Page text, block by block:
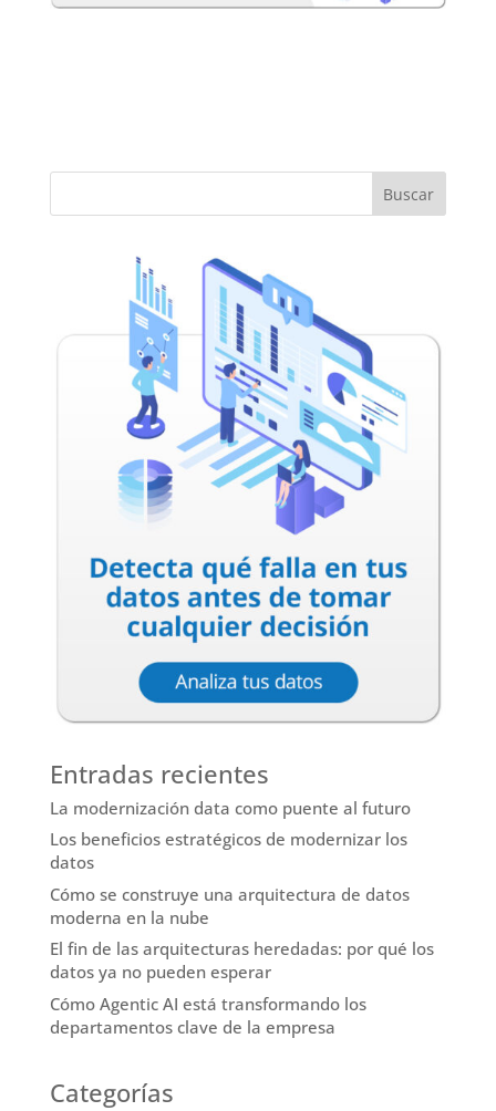
Buscar
Entradas recientes
La modernización data como puente al futuro
Los beneficios estratégicos de modernizar los
datos
Cómo se construye una arquitectura de datos
moderna en la nube
El fin de las arquitecturas heredadas: por qué los
datos ya no pueden esperar
Cómo Agentic AI está transformando los
departamentos clave de la empresa
Categorías